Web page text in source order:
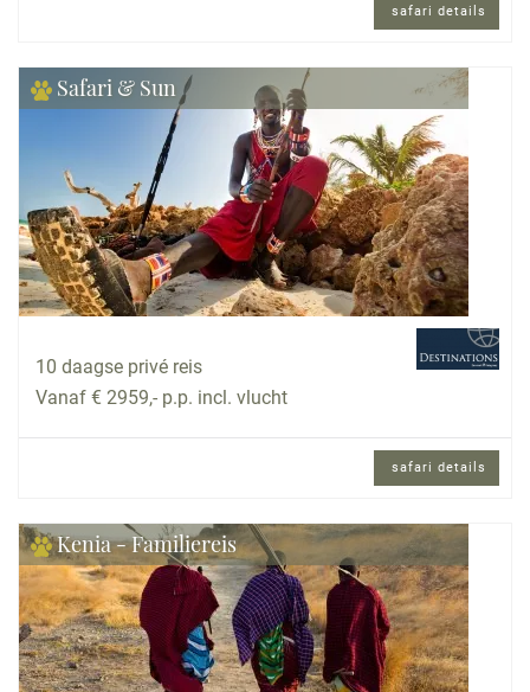
safari details
Safari & Sun
10 daagse privé reis
Vanaf € 2959,- p.p. incl. vlucht
safari details
Kenia - Familiereis